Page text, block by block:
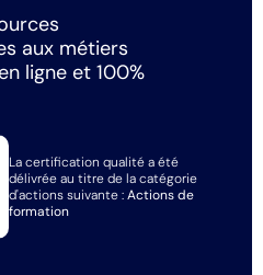
aux métiers
ligne et 100%
La certification qualité a été
délivrée au titre de la catégorie
d'actions suivante :Actions de
formation